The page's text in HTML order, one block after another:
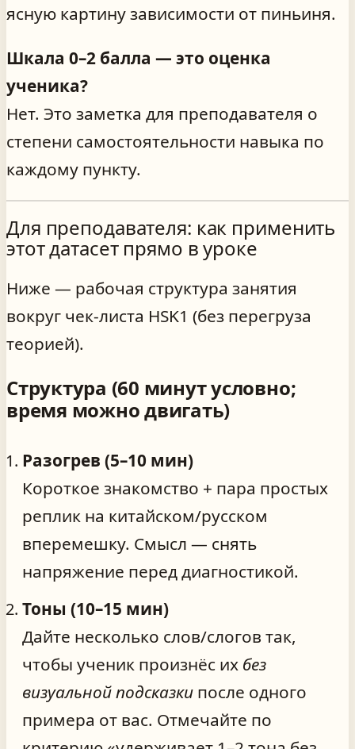
ясную картину зависимости от пиньиня.
Шкала 0–2 балла — это оценка
ученика?
Нет. Это заметка для преподавателя о
степени самостоятельности навыка по
каждому пункту.
Для преподавателя: как применить
этот датасет прямо в уроке
Ниже — рабочая структура занятия
вокруг чек‑листа HSK1 (без перегруза
теорией).
Структура (60 минут условно;
время можно двигать)
Разогрев (5–10 мин)
Короткое знакомство + пара простых
реплик на китайском/русском
вперемешку. Смысл — снять
напряжение перед диагностикой.
Тоны (10–15 мин)
Дайте несколько слов/слогов так,
чтобы ученик произнёс их без
визуальной подсказки после одного
примера от вас. Отмечайте по